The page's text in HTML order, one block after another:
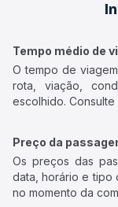
Tempo médio de
O tempo de
rota, viação,
escolhido. Consulte
Preço da
Os preços das
data, horário e tipo
no momento da